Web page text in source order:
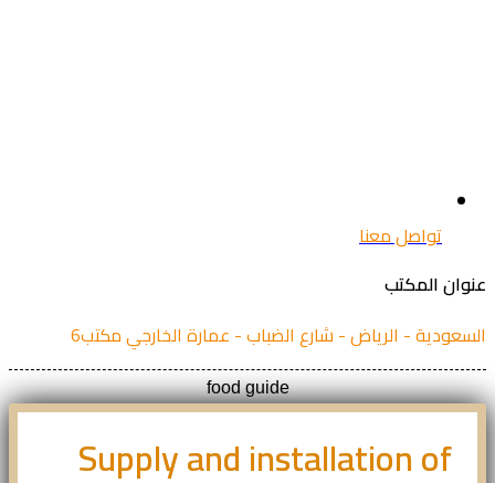
تواصل معنا
المكتب
- الرياض - شارع الضباب - عمارة الخارجي مكتب6
food guide
Supply and installation of